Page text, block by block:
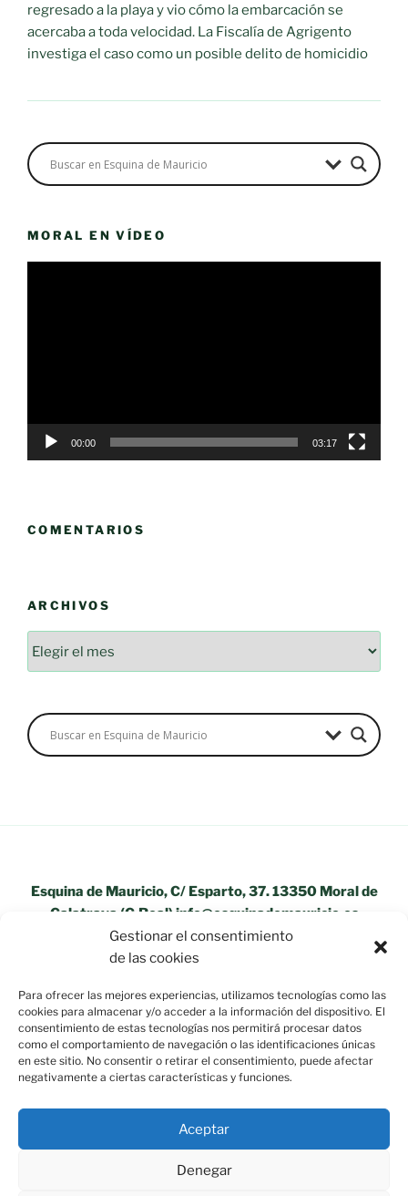
Gestionar el consentimiento
de las cookies
Para ofrecer las mejores experiencias, utilizamos tecnologías como las
cookies para almacenar y/o acceder a la información del dispositivo. El
consentimiento de estas tecnologías nos permitirá procesar datos
como el comportamiento de navegación o las identificaciones únicas
en este sitio. No consentir o retirar el consentimiento, puede afectar
negativamente a ciertas características y funciones.
Aceptar
Denegar
regresado a la playa y vio cómo la embarcación se
acercaba a toda velocidad. La Fiscalía de Agrigento
investiga el caso como un posible delito de homicidio
MORAL EN VÍDEO
00:00 03:17
COMENTARIOS
ARCHIVOS
Esquina de Mauricio, C/ Esparto, 37. 13350 Moral de
Calatrava (C.Real) info@esquinademauricio.es
«Aviso Legal»